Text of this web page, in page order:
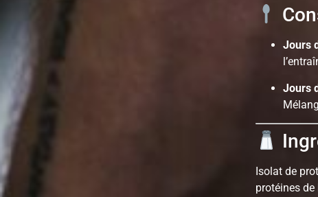
Jours
Jours
Isolat de
protéines